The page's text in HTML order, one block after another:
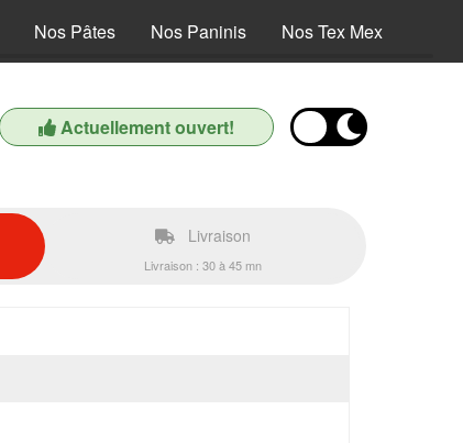
Nos Pâtes Nos Paninis Nos Tex Mex
Actuellement ouvert!
Livraison
Livraison : 30 à 45 mn